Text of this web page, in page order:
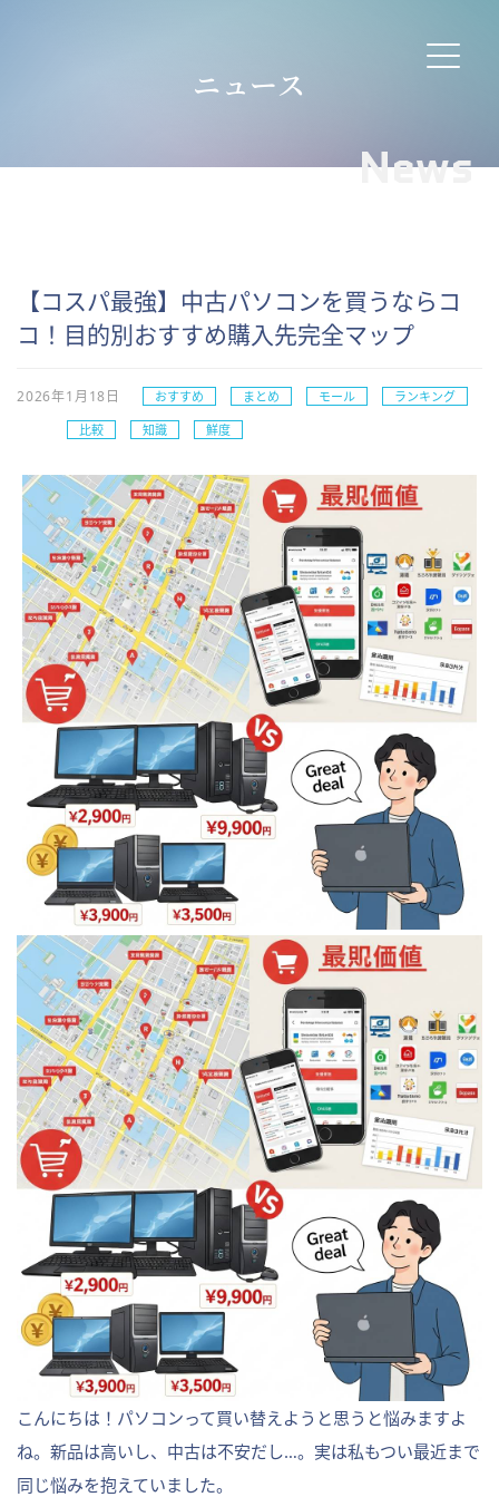
ニュース
News
【コスパ最強】中古パソコンを買うならコ
コ！目的別おすすめ購入先完全マップ
2026年1月18日 おすすめ まとめ モール
ランキング
比較
知識 鮮度
こんにちは！パソコンって買い替えようと思うと悩みますよ
ね。新品は高いし、中古は不安だし…。実は私もつい最近まで
同じ悩みを抱えていました。